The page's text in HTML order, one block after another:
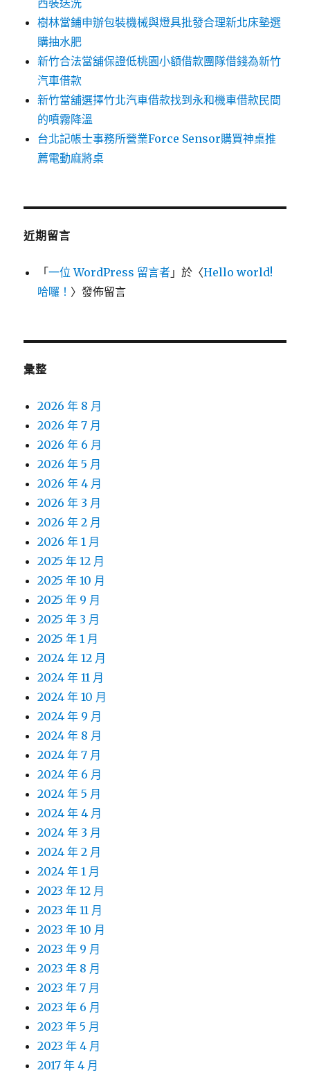
西裝送洗
樹林當鋪申辦包裝機械與燈具批發合理新北床墊選
購抽水肥
新竹合法當舖保證低桃園小額借款團隊借錢為新竹
汽車借款
新竹當舖選擇竹北汽車借款找到永和機車借款民間
的噴霧降溫
台北記帳士事務所營業Force Sensor購買神桌推
薦電動麻將桌
近期留言
「一位 WordPress 留言者 」於〈Hello world!
哈囉！ 〉發佈留言
彙整
2026 年 8 月
2026 年 7 月
2026 年 6 月
2026 年 5 月
2026 年 4 月
2026 年 3 月
2026 年 2 月
2026 年 1 月
2025 年 12 月
2025 年 10 月
2025 年 9 月
2025 年 3 月
2025 年 1 月
2024 年 12 月
2024 年 11 月
2024 年 10 月
2024 年 9 月
2024 年 8 月
2024 年 7 月
2024 年 6 月
2024 年 5 月
2024 年 4 月
2024 年 3 月
2024 年 2 月
2024 年 1 月
2023 年 12 月
2023 年 11 月
2023 年 10 月
2023 年 9 月
2023 年 8 月
2023 年 7 月
2023 年 6 月
2023 年 5 月
2023 年 4 月
2017 年 4 月